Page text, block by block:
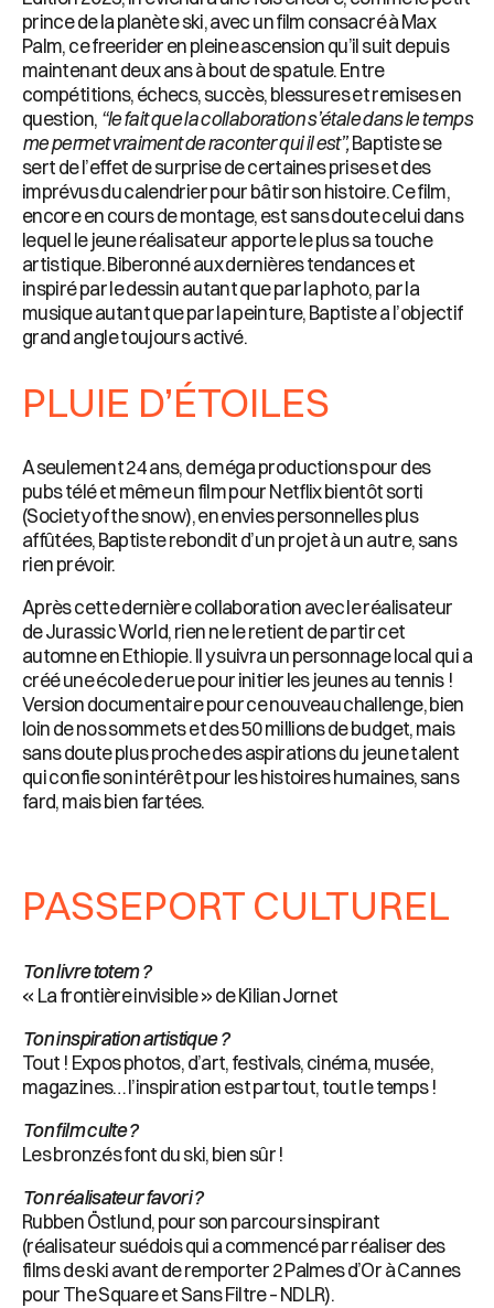
prince de la planète ski, avec un film consacré à Max
Palm, ce freerider en pleine ascension qu’il suit depuis
maintenant deux ans à bout de spatule. Entre
compétitions, échecs, succès, blessures et remises en
question, “le fait que la collaboration s’étale dans le temps
me permet vraiment de raconter qui il est”,Baptiste se
sert de l’effet de surprise de certaines prises et des
imprévus du calendrier pour bâtir son histoire. Ce film,
encore en cours de montage, est sans doute celui dans
lequel le jeune réalisateur apporte le plus sa touche
artistique. Biberonné aux dernières tendances et
inspiré par le dessin autant que par la photo, par la
musique autant que par la peinture, Baptiste a l’objectif
grand angle toujours activé.
PLUIE D’ÉTOILES
A seulement 24 ans, de méga productions pour des
pubs télé et même un film pour Netflix bientôt sorti
(Society of the snow), en envies personnelles plus
affûtées, Baptiste rebondit d’un projet à un autre, sans
rien prévoir.
Après cette dernière collaboration avec le réalisateur
de Jurassic World, rien ne le retient de partir cet
automne en Ethiopie. Il y suivra un personnage local qui a
créé une école de rue pour initier les jeunes au tennis !
Version documentaire pour ce nouveau challenge, bien
loin de nos sommets et des 50 millions de budget, mais
sans doute plus proche des aspirations du jeune talent
qui confie son intérêt pour les histoires humaines, sans
fard, mais bien fartées.
PASSEPORT CULTUREL
Ton livre totem ?
« La frontière invisible » de Kilian Jornet
Ton inspiration artistique ?
Tout ! Expos photos, d’art, festivals, cinéma, musée,
magazines… l’inspiration est partout, tout le temps !
Ton film culte ?
Les bronzés font du ski, bien sûr !
Ton réalisateur favori ?
Rubben Östlund, pour son parcours inspirant
(réalisateur suédois qui a commencé par réaliser des
films de ski avant de remporter 2 Palmes d’Or à Cannes
pour The Square et Sans Filtre – NDLR).